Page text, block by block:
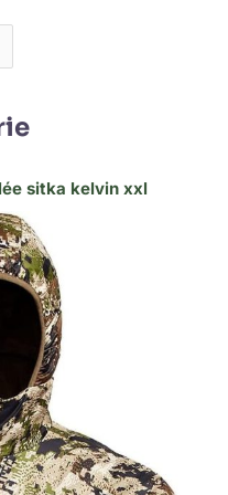
sitka kelvin xxl